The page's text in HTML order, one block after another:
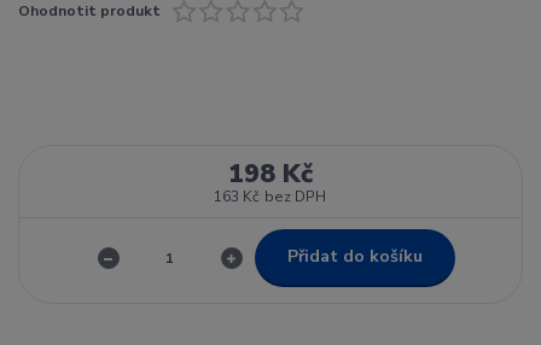
Ohodnotit produkt
198 Kč
163 Kč bez DPH
Přidat do košíku